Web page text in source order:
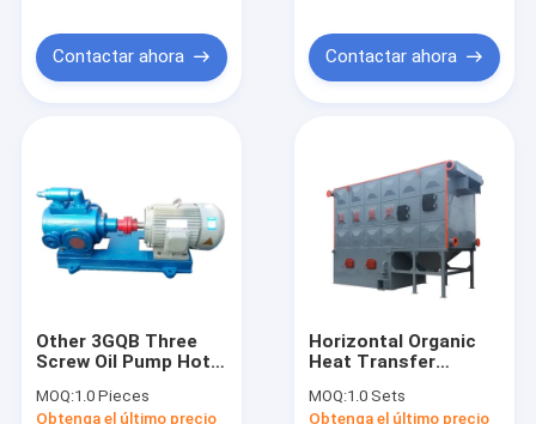
Contactar ahora Contactar ahora
Other 3GQB Three
Screw Oil Pump Hot
Pump
MOQ:1.0 Pieces
Obtenga el último precio
Horizontal Organic
Heat Transfer
Boiler Material
MOQ:1.0 Sets
Obtenga el último precio